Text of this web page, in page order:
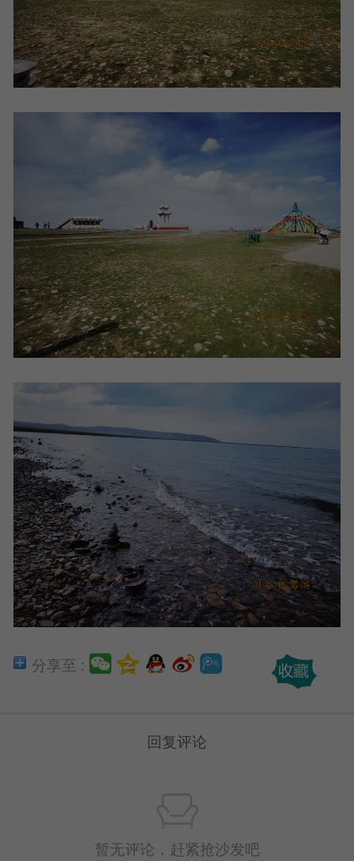
分享至 :
回复评论
暂无评论，赶紧抢沙发吧